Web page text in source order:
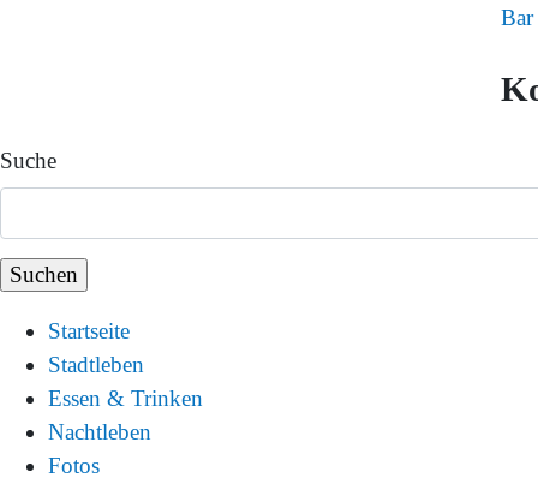
Bar
Suche
Startseite
Stadtleben
Essen & Trinken
Nachtleben
Fotos